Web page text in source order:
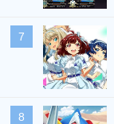
7
8